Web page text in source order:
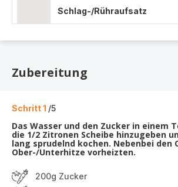
Schlag-/Rühraufsatz
Zubereitung
Schritt 1 /5
Das Wasser und den Zucker in einem
die 1/2 Zitronen Scheibe hinzugeben
lang sprudelnd kochen. Nebenbei den
Ober-/Unterhitze vorheizten.
200g Zucker